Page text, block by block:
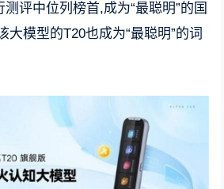
评中位列榜首,成为“最聪明”的国
大模型的T20也成为“最聪明”的词